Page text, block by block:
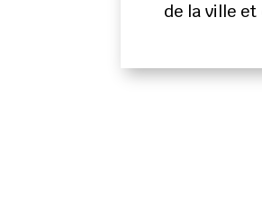
de la ville et